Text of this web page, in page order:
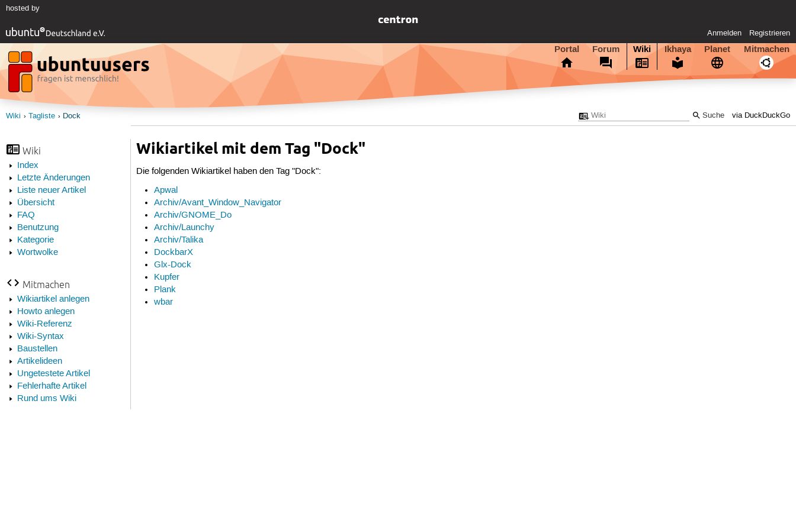
hosted by
Anmelden Registrieren
Portal Forum Wiki Ikhaya Planet Mitmachen
via DuckDuckGo
Wiki Tagliste Dock
Wiki
Index
Letzte Änderungen
Liste neuer Artikel
Übersicht
FAQ
Benutzung
Kategorie
Wortwolke
Mitmachen
Wikiartikel anlegen
Howto anlegen
Wiki-Referenz
Wiki-Syntax
Baustellen
Artikelideen
Ungetestete Artikel
Fehlerhafte Artikel
Rund ums Wiki
Wikiartikel mit dem Tag "Dock"
Die folgenden Wikiartikel haben den Tag "Dock":
Apwal
Archiv/Avant_Window_Navigator
Archiv/GNOME_Do
Archiv/Launchy
Archiv/Talika
DockbarX
Glx-Dock
Kupfer
Plank
wbar